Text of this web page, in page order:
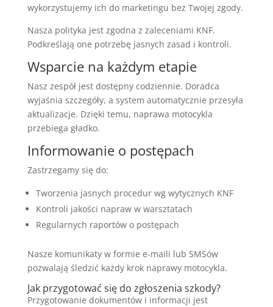
wykorzystujemy ich do marketingu bez Twojej zgody.
Nasza polityka jest zgodna z zaleceniami KNF.
Podkreślają one potrzebę jasnych zasad i kontroli.
Wsparcie na każdym etapie
Nasz zespół jest dostępny codziennie. Doradca
wyjaśnia szczegóły, a system automatycznie przesyła
aktualizacje. Dzięki temu, naprawa motocykla
przebiega gładko.
Informowanie o postępach
Zastrzegamy się do:
Tworzenia jasnych procedur wg wytycznych KNF
Kontroli jakości napraw w warsztatach
Regularnych raportów o postępach
Nasze komunikaty w formie e-maili lub SMSów
pozwalają śledzić każdy krok naprawy motocykla.
Jak przygotować się do zgłoszenia szkody?
Przygotowanie dokumentów i informacji jest